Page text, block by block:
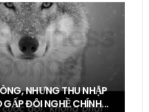
NHƯNG THU NHẬP
GẤP ĐÔI NGHỀ CHÍNH...